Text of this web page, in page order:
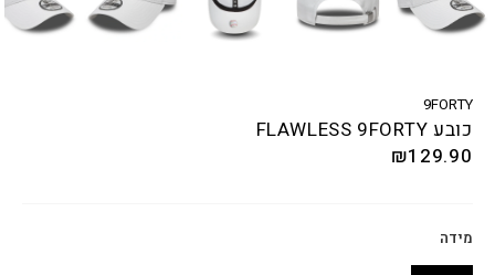
9FORTY
כובע FLAWLESS 9FORTY
₪129.90
מידה